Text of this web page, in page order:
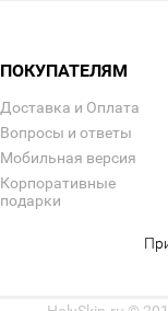
ПОКУПАТЕЛЯМ
Доставка и Оплата
Вопросы и ответы
Мобильная версия
Корпоративные
подарки